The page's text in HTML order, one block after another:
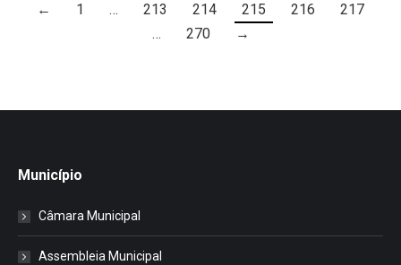
← 1 … 213 214 215 216
217
…
270 →
Município
Câmara Municipal
Assembleia Municipal